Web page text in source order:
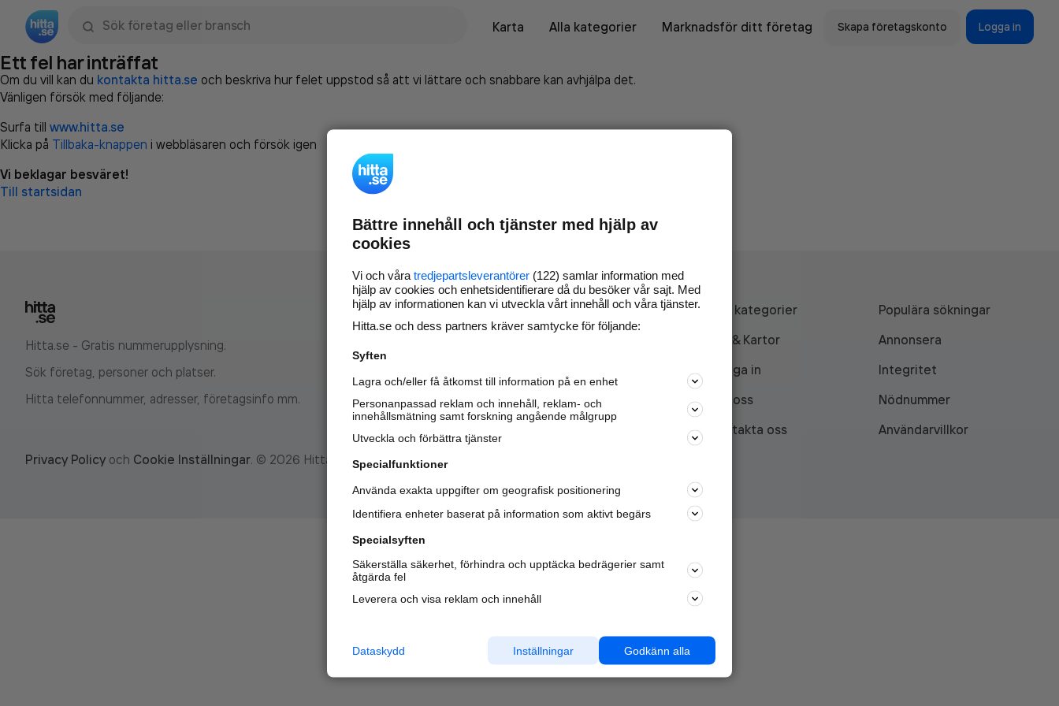
Karta
Alla kategorier Marknadsför ditt företag Skapa företagskonto Logga in
Ett fel har inträffat
Om du vill kan du kontakta hitta.se och beskriva hur felet uppstod så att vi lättare och snabbare kan avhjälpa det.
Vänligen försök med följande:
Surfa till www.hitta.se
Klicka på Tillbaka-knappen i webbläsaren och försök igen
Vi beklagar besväret!
Till startsidan
Hitta.se - Gratis nummerupplysning.
Sök företag, personer och platser.
Hitta telefonnummer, adresser, företagsinfo mm.
Marknadsför företaget på
nya kunder och
samarbetspartners nära dig.
Läs mer här
Alla kategorier
Populära sökningar
API & Kartor
Annonsera
Logga in
Integritet
Om oss
Nödnummer
Kontakta oss
Användarvillkor
Privacy Policy och Cookie Inställningar. © 2026 Hitta.se
Bättre innehåll och tjänster med hjälp av
cookies
Vi och våra tredjepartsleverantörer (122) samlar information med
hjälp av cookies och enhetsidentifierare då du besöker vår sajt. Med
hjälp av informationen kan vi utveckla vårt innehåll och våra tjänster.
Hitta.se och dess partners kräver samtycke för följande:
Syften
Lagra och/eller få åtkomst till information på en enhet
Personanpassad reklam och innehåll, reklam- och
innehållsmätning samt forskning angående målgrupp
Utveckla och förbättra tjänster
Specialfunktioner
Använda exakta uppgifter om geografisk positionering
Identifiera enheter baserat på information som aktivt begärs
Specialsyften
Säkerställa säkerhet, förhindra och upptäcka bedrägerier samt
åtgärda fel
Leverera och visa reklam och innehåll
Godkänn alla
Inställningar
Dataskydd